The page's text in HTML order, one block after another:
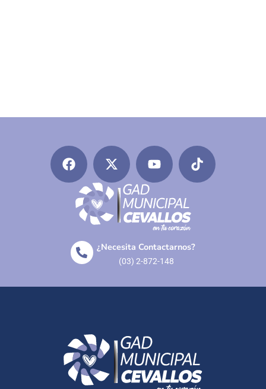
¿Necesita Contactarnos?
(03) 2-872-148